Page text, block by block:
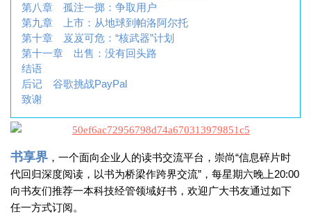
第八章 孤注一掷：争取用户
第九章 上市：从地球到帕洛阿尔托
第十章 岌岌可危：“核武器”计划
第十一章 出售：没有回头路
结语
后记
谷歌挑战PayPal
致谢
书享界 ，一个面向企业人的读书交流平台，崇尚“信息碎片时
代回归深度阅读，以书为桥梁作跨界交流”，每星期六晚上20:00
向书友们推荐一本科技经管领域好书，欢迎广大书友通过如下
任一方式订阅。